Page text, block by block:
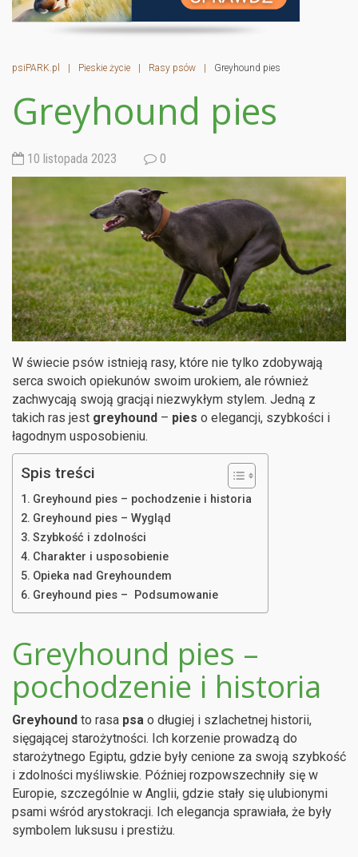
psiPARK.pl | Pieskie życie | Rasy psów | Greyhound pies
Greyhound pies
10 listopada 2023 0
W świecie psów istnieją rasy, które nie tylko zdobywają
serca swoich opiekunów swoim urokiem, ale również
zachwycają swoją gracjąi niezwykłym stylem. Jedną z
takich ras jest greyhound – pies o elegancji, szybkości i
łagodnym usposobieniu.
Spis treści
Greyhound pies – pochodzenie i historia
Greyhound pies – Wygląd
Szybkość i zdolności
Charakter i usposobienie
Opieka nad Greyhoundem
Greyhound pies – Podsumowanie
Greyhound pies –
pochodzenie i historia
Greyhound to rasa psa o długiej i szlachetnej historii,
sięgającej starożytności. Ich korzenie prowadzą do
starożytnego Egiptu, gdzie były cenione za swoją szybkość
i zdolności myśliwskie. Później rozpowszechniły się w
Europie, szczególnie w Anglii, gdzie stały się ulubionymi
psami wśród arystokracji. Ich elegancja sprawiała, że były
symbolem luksusu i prestiżu.